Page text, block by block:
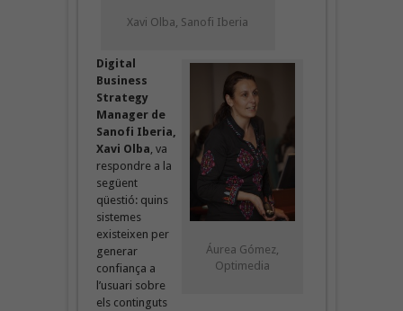
Xavi Olba, Sanofi Iberia
Áurea Gómez,
Optimedia
Digital
Business
Strategy
Manager de
Sanofi Iberia,
Xavi Olba , va
respondre a la
següent
qüestió: quins
sistemes
existeixen per
generar
confiança a
l’usuari sobre
els continguts